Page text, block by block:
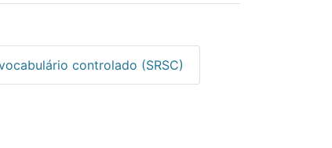
controlado (SRSC)
com Arbitragem